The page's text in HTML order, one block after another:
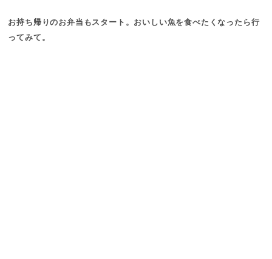
お持ち帰りのお弁当もスタート。おいしい魚を食べたくなったら行
ってみて。